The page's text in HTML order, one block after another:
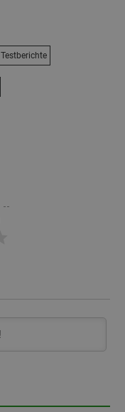
Testberichte